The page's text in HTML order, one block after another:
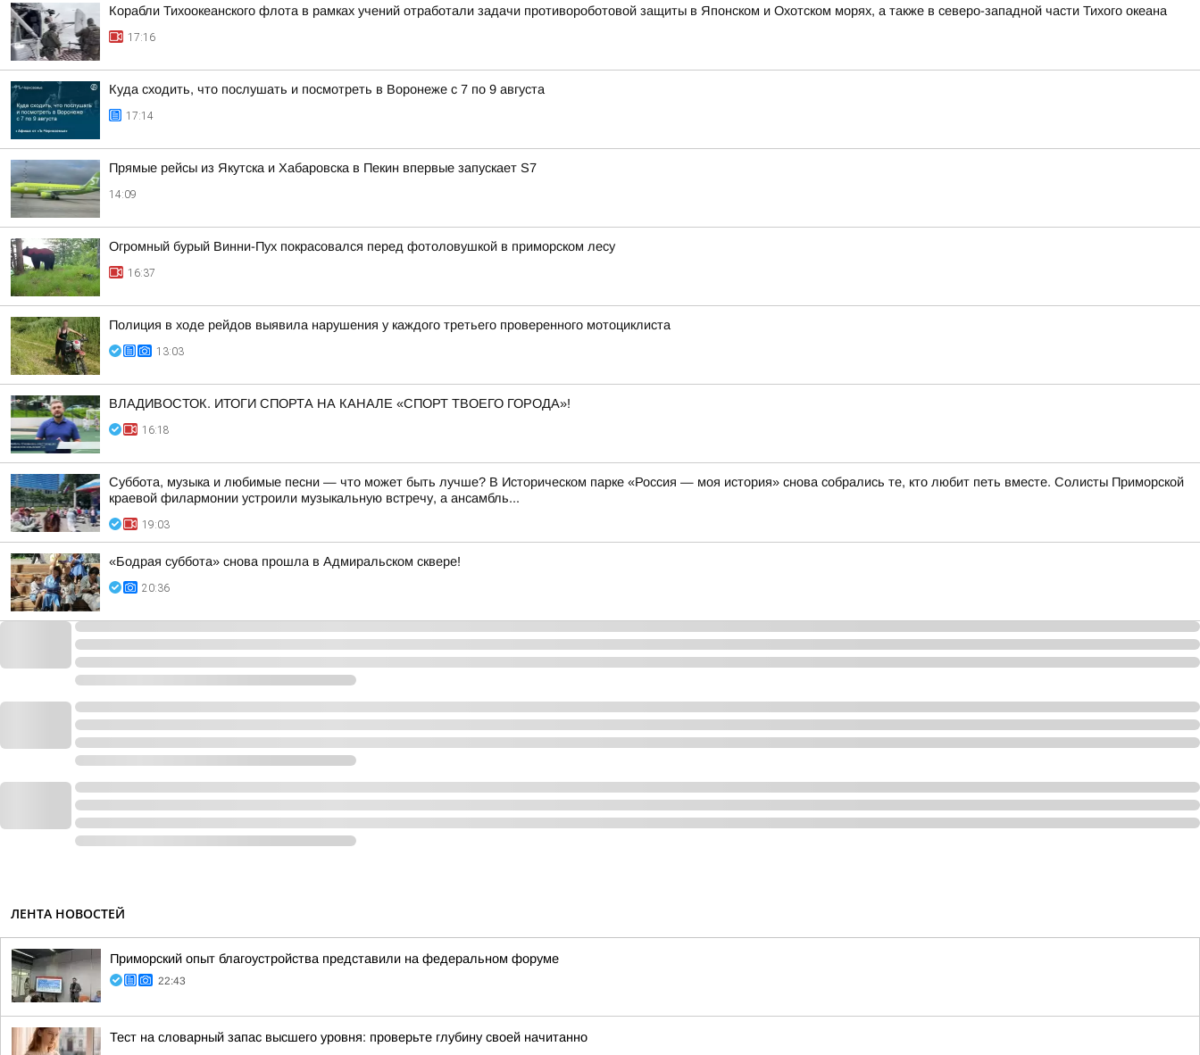
Корабли Тихоокеанского флота в рамках учений отработали задачи противороботовой защиты в Японском и Охотском морях, а также в северо-западной части Тихого океана
17:16
Куда сходить, что послушать и посмотреть в Воронеже с 7 по 9 августа
17:14
Прямые рейсы из Якутска и Хабаровска в Пекин впервые запускает S7
14:09
Огромный бурый Винни-Пух покрасовался перед фотоловушкой в приморском лесу
16:37
Полиция в ходе рейдов выявила нарушения у каждого третьего проверенного мотоциклиста
13:03
ВЛАДИВОСТОК. ИТОГИ СПОРТА НА КАНАЛЕ «СПОРТ ТВОЕГО ГОРОДА»!
16:18
Суббота, музыка и любимые песни — что может быть лучше? В Историческом парке «Россия — моя история» снова собрались те, кто любит петь вместе. Солисты Приморской
краевой филармонии устроили музыкальную встречу, а ансамбль...
19:03
«Бодрая суббота» снова прошла в Адмиральском сквере!
20:36
ЛЕНТА НОВОСТЕЙ
Приморский опыт благоустройства представили на федеральном форуме
22:43
Тест на словарный запас высшего уровня: проверьте глубину своей начитанно